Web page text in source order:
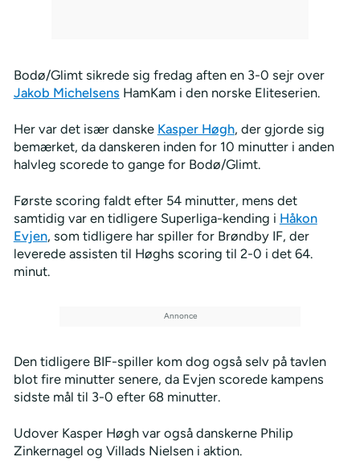
Bodø/Glimt sikrede sig fredag aften en 3-0 sejr over
Jakob Michelsens HamKam i den norske Eliteserien.
Her var det især danske Kasper Høgh, der gjorde sig
bemærket, da danskeren inden for 10 minutter i anden
halvleg scorede to gange for Bodø/Glimt.
Første scoring faldt efter 54 minutter, mens det
samtidig var en tidligere Superliga-kending i Håkon
Evjen, som tidligere har spiller for Brøndby IF, der
leverede assisten til Høghs scoring til 2-0 i det 64.
minut.
Den tidligere BIF-spiller kom dog også selv på tavlen
blot fire minutter senere, da Evjen scorede kampens
sidste mål til 3-0 efter 68 minutter.
Udover Kasper Høgh var også danskerne Philip
Zinkernagel og Villads Nielsen i aktion.